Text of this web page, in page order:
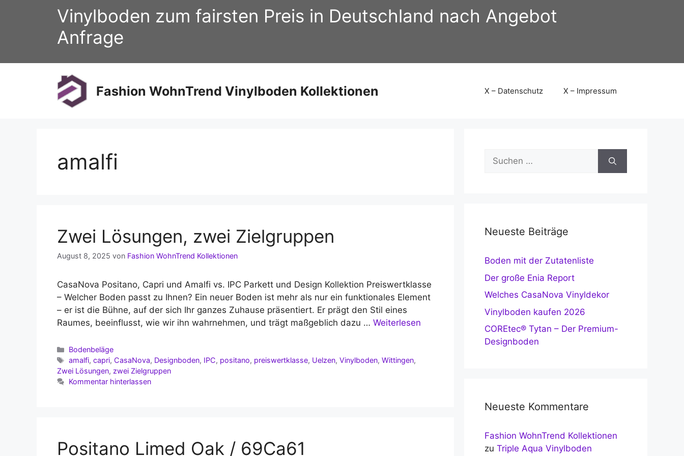
Vinylboden zum fairsten Preis in Deutschland nach Angebot
Anfrage
Fashion WohnTrend Vinylboden Kollektionen X – Datenschutz X – Impressum
amalfi
Zwei Lösungen, zwei Zielgruppen
August 8, 2025 von Fashion WohnTrend Kollektionen
CasaNova Positano, Capri und Amalfi vs. IPC Parkett und Design Kollektion Preiswertklasse
– Welcher Boden passt zu Ihnen? Ein neuer Boden ist mehr als nur ein funktionales Element
– er ist die Bühne, auf der sich Ihr ganzes Zuhause präsentiert. Er prägt den Stil eines
Raumes, beeinflusst, wie wir ihn wahrnehmen, und trägt maßgeblich dazu … Weiterlesen
Kategorien
Bodenbeläge
Schlagwörter
amalfi,capri, CasaNova, Designboden, IPC, positano, preiswertklasse, Uelzen,Vinylboden,Wittingen,
Zwei Lösungen, zwei Zielgruppen
Kommentar hinterlassen
Positano Limed Oak / 69Ca61
Suchen
nach:
Neueste Beiträge
Boden mit der Zutatenliste
Der große Enia Report
Welches CasaNova Vinyldekor
Vinylboden kaufen 2026
COREtec® Tytan – Der Premium-
Designboden
Neueste Kommentare
Fashion WohnTrend Kollektionen
zu Triple Aqua Vinylboden